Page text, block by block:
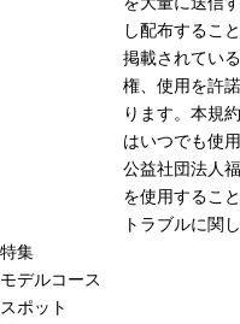
し配布するこ
掲載されてい
権、使用を許
ります。本規
はいつでも使
公益社団法人
を使用するこ
トラブルに関
特集
モデルコース
スポット